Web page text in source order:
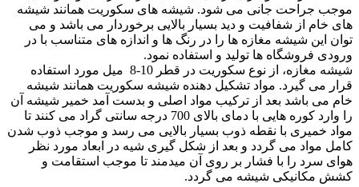
موجب جراحت جانی می شود. شیشه های سکوریت همانند شیشه
های خام از شفافیت و دید بسیار بالایی برخوردار می باشد و می
توان این شیشه مغازه ها را در رنگ ها و اندازه های متناسب با در
ورودی فروشگاه ها تولید و استفاده نمود.
شیشه مغازه، از نوع سکوریت در قطر 10-8 میل مورد استفاده
قرار می گیرد. مواد تشکیل دهنده شیشه سکوریت همانند شیشه
خام می باشد بعد از ترکیب مواد اصلی و بدست آمد خمیر شیشه آن
را وارد کوره هایی با دمای بالای 700 درجه سانتی گراد می کنند تا
مواد خمیری با نقطه ذوب بسیار بالایی می رسد و موجب ذوب شدن
کامل مواد می گردد و بعد از شکل گیری شیه در ابعاد مورد نظر
هوای سرد را با فشار بر روی آن میدمند تا موجب استقامت و
کشش مکانیکی شیشه می گردد.